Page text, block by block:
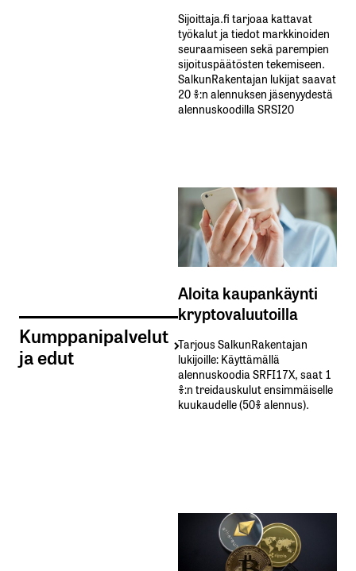
Kumppanipalvelut
ja edut
Sijoittaja.fi tarjoaa kattavat
työkalut ja tiedot markkinoiden
seuraamiseen sekä parempien
sijoituspäätösten tekemiseen.
SalkunRakentajan lukijat saavat
20 %:n alennuksen jäsenyydestä
alennuskoodilla SRSI20
Aloita kaupankäynti
kryptovaluutoilla
Tarjous SalkunRakentajan
lukijoille: Käyttämällä​ ​
alennuskoodia​ ​SRFI17X,​ ​saat​ ​1
%:n treidauskulut​ ​ensimmäiselle​ ​
kuukaudelle​ ​(50%​ ​alennus).